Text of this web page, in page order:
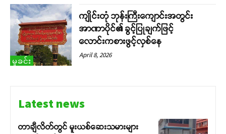
မှုခင်း
ကျိုင်းတုံ ဘုန်းကြီးကျောင်းအတွင်း
အာဏာပိုင်၏ ခွင့်ပြုချက်ဖြင့်
လောင်းကစားဖွင့်လှစ်နေ
April 8, 2026
Latest news
တာချီလိတ်တွင် မူးယစ်ဆေးသမားများ